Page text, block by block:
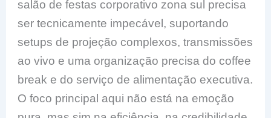
salão de festas corporativo zona sul precisa
ser tecnicamente impecável, suportando
setups de projeção complexos, transmissões
ao vivo e uma organização precisa do coffee
break e do serviço de alimentação executiva.
O foco principal aqui não está na emoção